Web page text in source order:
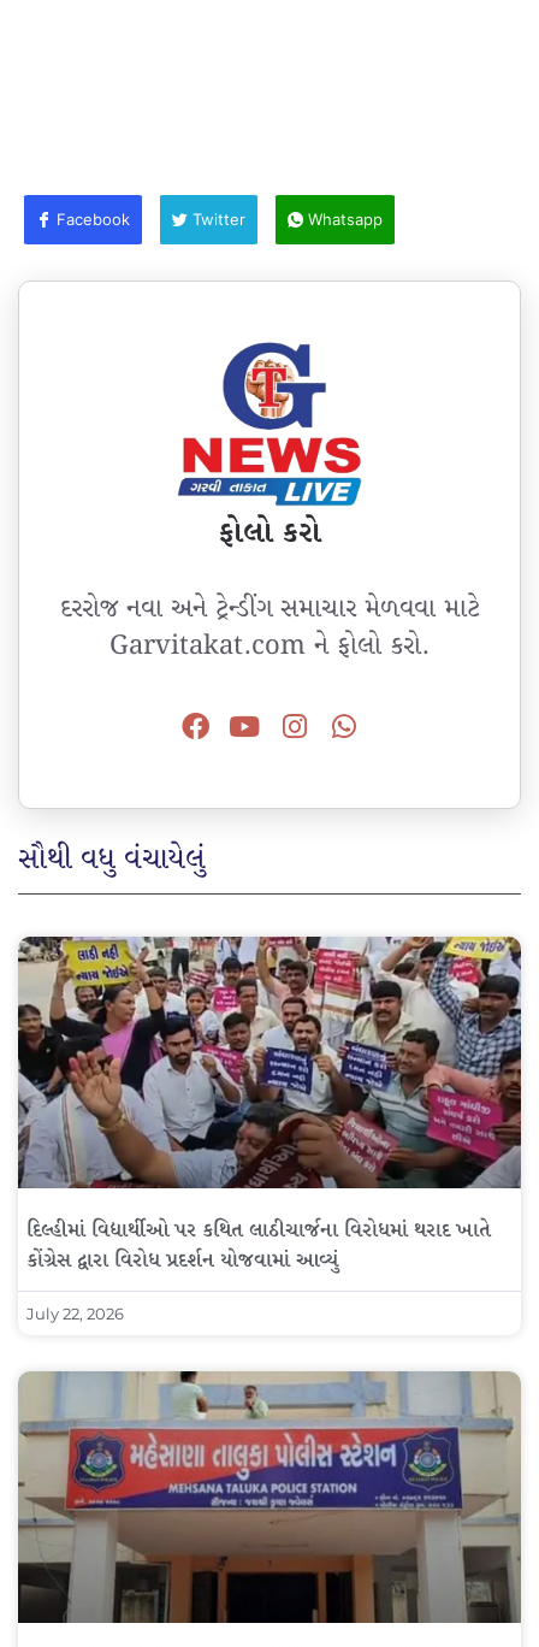
Facebook Twitter Whatsapp
ફોલો કરો
દરરોજ નવા અને ટ્રેન્ડીંગ સમાચાર મેળવવા માટે
Garvitakat.com ને ફોલો કરો.
સૌથી વધુ વંચાયેલું
દિલ્હીમાં વિદ્યાર્થીઓ પર કથિત લાઠીચાર્જના વિરોધમાં થરાદ ખાતે
કોંગ્રેસ દ્વારા વિરોધ પ્રદર્શન યોજવામાં આવ્યું
July 22, 2026